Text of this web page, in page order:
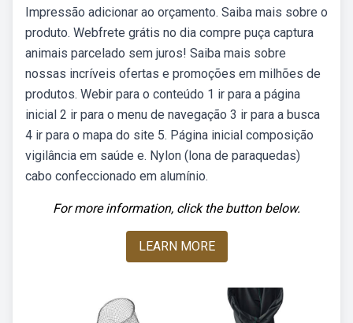
Impressão adicionar ao orçamento. Saiba mais sobre o
produto. Webfrete grátis no dia compre puça captura
animais parcelado sem juros! Saiba mais sobre
nossas incríveis ofertas e promoções em milhões de
produtos. Webir para o conteúdo 1 ir para a página
inicial 2 ir para o menu de navegação 3 ir para a busca
4 ir para o mapa do site 5. Página inicial composição
vigilância em saúde e. Nylon (lona de paraquedas)
cabo confeccionado em alumínio.
For more information, click the button below.
LEARN MORE